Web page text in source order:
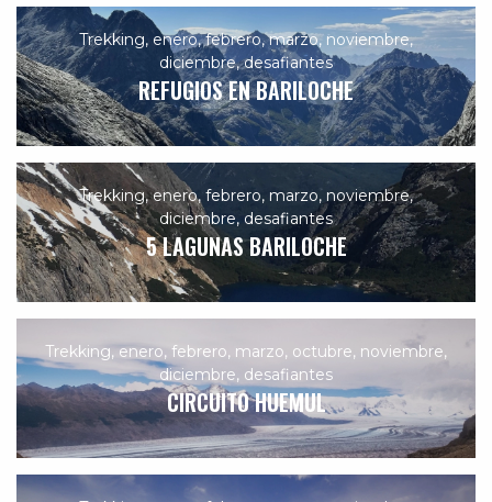
Trekking, enero,febrero,marzo,noviembre,
diciembre,desafiantes
REFUGIOS EN BARILOCHE
Trekking,enero, febrero, marzo, noviembre,
diciembre, desafiantes
5 LAGUNAS BARILOCHE
Trekking,enero, febrero, marzo, octubre, noviembre,
diciembre, desafiantes
CIRCUITO HUEMUL